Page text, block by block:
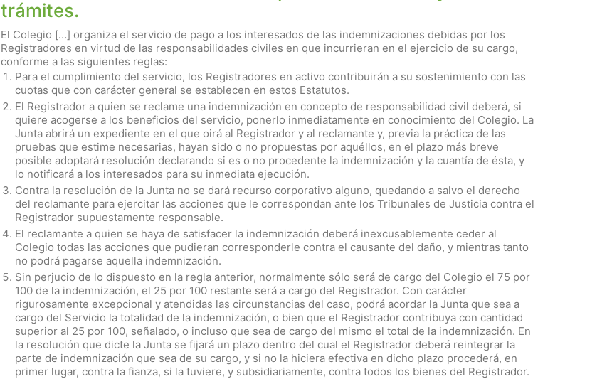
trámites.
El Colegio […] organiza el servicio de pago a los interesados de las indemnizaciones debidas por los
Registradores en virtud de las responsabilidades civiles en que incurrieran en el ejercicio de su cargo,
conforme a las siguientes reglas:
Para el cumplimiento del servicio, los Registradores en activo contribuirán a su sostenimiento con las
cuotas que con carácter general se establecen en estos Estatutos.
El Registrador a quien se reclame una indemnización en concepto de responsabilidad civil deberá, si
quiere acogerse a los beneficios del servicio, ponerlo inmediatamente en conocimiento del Colegio. La
Junta abrirá un expediente en el que oirá al Registrador y al reclamante y, previa la práctica de las
pruebas que estime necesarias, hayan sido o no propuestas por aquéllos, en el plazo más breve
posible adoptará resolución declarando si es o no procedente la indemnización y la cuantía de ésta, y
lo notificará a los interesados para su inmediata ejecución.
Contra la resolución de la Junta no se dará recurso corporativo alguno, quedando a salvo el derecho
del reclamante para ejercitar las acciones que le correspondan ante los Tribunales de Justicia contra el
Registrador supuestamente responsable.
El reclamante a quien se haya de satisfacer la indemnización deberá inexcusablemente ceder al
Colegio todas las acciones que pudieran corresponderle contra el causante del daño, y mientras tanto
no podrá pagarse aquella indemnización.
Sin perjucio de lo dispuesto en la regla anterior, normalmente sólo será de cargo del Colegio el 75 por
100 de la indemnización, el 25 por 100 restante será a cargo del Registrador. Con carácter
rigurosamente excepcional y atendidas las circunstancias del caso, podrá acordar la Junta que sea a
cargo del Servicio la totalidad de la indemnización, o bien que el Registrador contribuya con cantidad
superior al 25 por 100, señalado, o incluso que sea de cargo del mismo el total de la indemnización. En
la resolución que dicte la Junta se fijará un plazo dentro del cual el Registrador deberá reintegrar la
parte de indemnización que sea de su cargo, y si no la hiciera efectiva en dicho plazo procederá, en
primer lugar, contra la fianza, si la tuviere, y subsidiariamente, contra todos los bienes del Registrador.